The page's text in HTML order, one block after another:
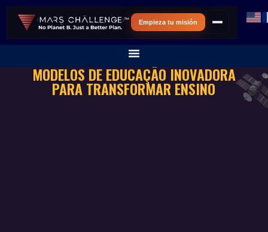
Empieza tu misión
MODELOS DE EDUCAÇÃO INOVADORA
PARA TRANSFORMAR ENSINO